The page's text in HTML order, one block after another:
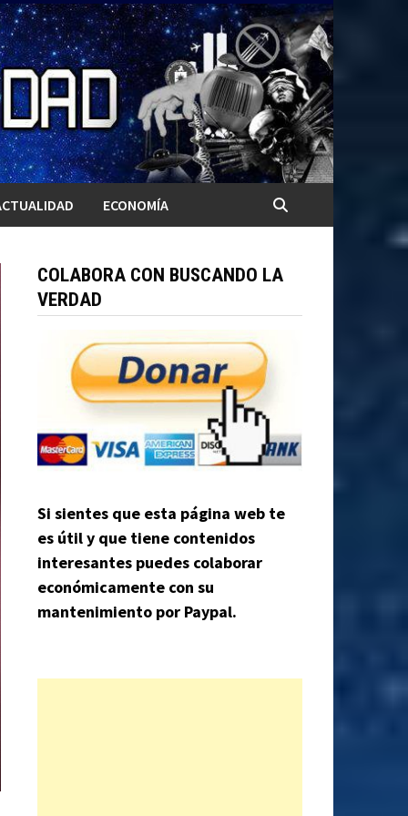
ECONOMÍA
COLABORA CON BUSCANDO LA
VERDAD
Si sientes que esta página web te
es útil y que tiene contenidos
interesantes puedes colaborar
económicamente con su
mantenimiento por Paypal.